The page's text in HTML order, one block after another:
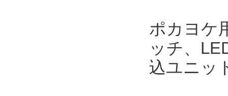
ポカヨケ
ッチ、
込ユニッ